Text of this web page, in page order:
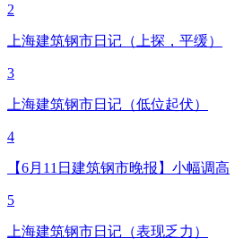
2
上海建筑钢市日记（上探，平缓）
3
上海建筑钢市日记（低位起伏）
4
【6月11日建筑钢市晚报】小幅调高
5
上海建筑钢市日记（表现乏力）